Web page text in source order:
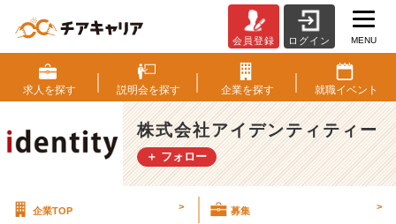
分
に
と
っ
て
魅
会員登録 ログイン MENU
求人を探す 説明会を探す 企業を探す 就職イベント
株式会社アイデンティティー
＋ フォロー
企業TOP > 募集 >